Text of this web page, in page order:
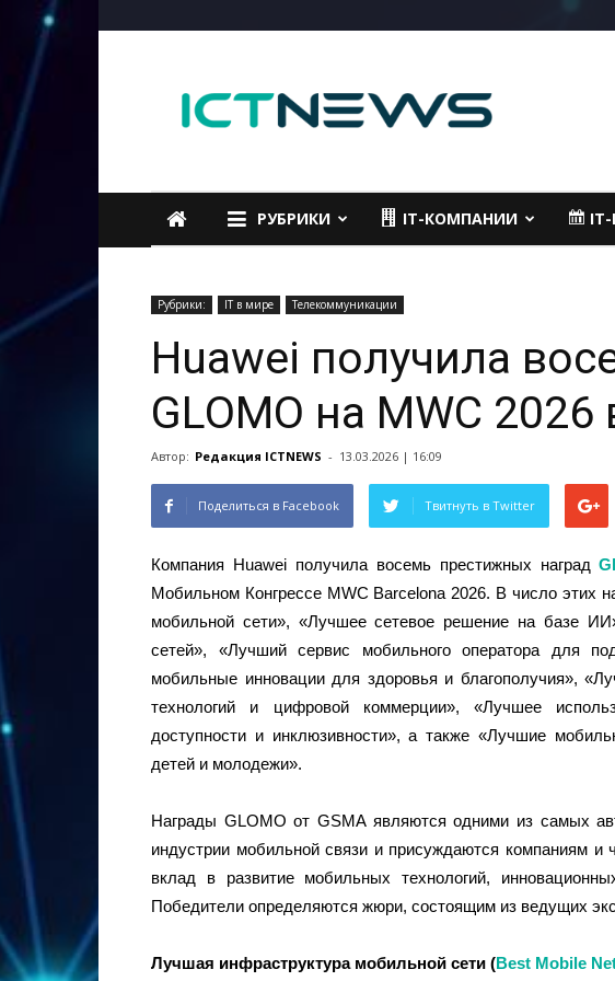
РУБРИКИ IT-КОМПАНИИ
Рубрики: IT в мире Телекоммуникации
Huawei получила
GLOMO на MWC
Автор: Редакция ICTNEWS - 13.03.2026 | 16:09
Поделиться в Facebook Твитнуть в Twitter
Компания Huawei получила восемь престижных наград
Мобильном Конгрессе MWC Barcelona 2026. В число этих
мобильной сети», «Лучшее сетевое решение на базе
сетей», «Лучший сервис мобильного оператора для
мобильные инновации для здоровья и благополучия»,
технологий и цифровой коммерции», «Лучшее
доступности и инклюзивности», а также «Лучшие
детей и молодежи».
Награды GLOMO от GSMA являются одними из самых
индустрии мобильной связи и присуждаются компаниям
вклад в развитие мобильных технологий,
Победители определяются жюри, состоящим из ведущих
Лучшая инфраструктура мобильной сети (Best Mobile